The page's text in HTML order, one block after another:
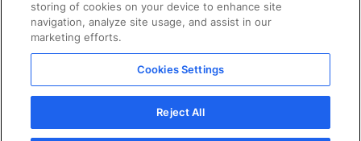
日本語
© 2026 Docker Inc.全著作権所有
利用規約(英語)
プライバシー
Cookies Settings
storing of cookies on your device to enhance site
navigation, analyze site usage, and assist in our
marketing efforts.
Cookies Settings
Reject All